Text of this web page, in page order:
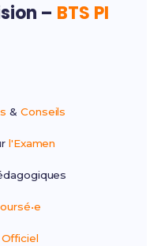
– BTS PI
&Conseils
l'Examen